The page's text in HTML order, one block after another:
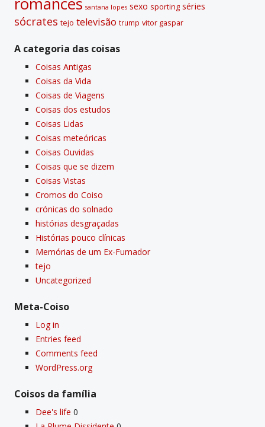
santana lopes sexo sporting séries
sócrates tejo televisão trump vitor gaspar
A categoria das coisas
Coisas Antigas
Coisas da Vida
Coisas de Viagens
Coisas dos estudos
Coisas Lidas
Coisas meteóricas
Coisas Ouvidas
Coisas que se dizem
Coisas Vistas
Cromos do Coiso
crónicas do solnado
histórias desgraçadas
Histórias pouco clí­nicas
Memórias de um Ex-Fumador
tejo
Uncategorized
Meta-Coiso
Log in
Entries feed
Comments feed
WordPress.org
Coisos da famí­lia
Dee's life 0